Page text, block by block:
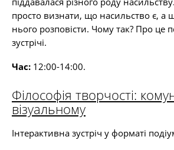
просто визнати, що насильство є, а
нього розповісти. Чому так? Про це
зустрічі.
Час: 12:00-14:00.
Філософія творчості:
візуальному
Інтерактивна зустріч у форматі